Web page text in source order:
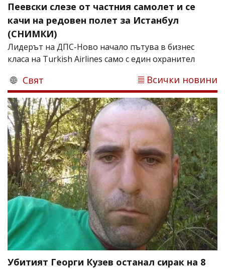
Пеевски слезе от частния самолет и се
качи на редовен полет за Истанбул
(СНИМКИ)
Лидерът на ДПС-Ново начало пътува в бизнес
класа на Turkish Airlines само с един охранител
Свят Всички новини
Убитият Георги Кузев останал сирак на 8